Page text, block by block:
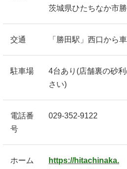
茨城県ひたちなか市
交通 「勝田駅」西口から
駐車場
4台あり(店舗裏の砂
さい)
電話番
号
029-352-9122
ホーム
https://hitachinaka.